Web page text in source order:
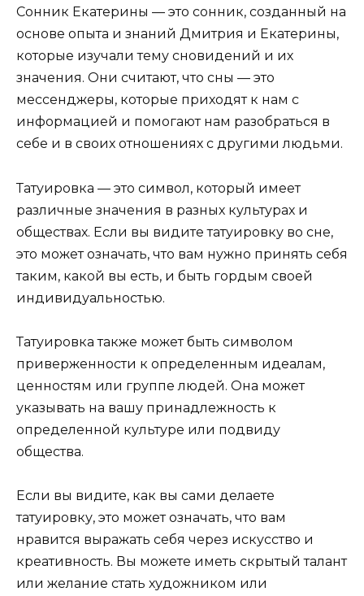
Сонник Екатерины — это сонник, созданный на
основе опыта и знаний Дмитрия и Екатерины,
которые изучали тему сновидений и их
значения. Они считают, что сны — это
мессенджеры, которые приходят к нам с
информацией и помогают нам разобраться в
себе и в своих отношениях с другими людьми.
Татуировка — это символ, который имеет
различные значения в разных культурах и
обществах. Если вы видите татуировку во сне,
это может означать, что вам нужно принять себя
таким, какой вы есть, и быть гордым своей
индивидуальностью.
Татуировка также может быть символом
приверженности к определенным идеалам,
ценностям или группе людей. Она может
указывать на вашу принадлежность к
определенной культуре или подвиду
общества.
Если вы видите, как вы сами делаете
татуировку, это может означать, что вам
нравится выражать себя через искусство и
креативность. Вы можете иметь скрытый талант
или желание стать художником или